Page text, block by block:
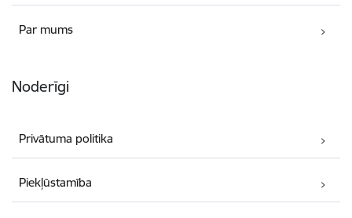
Par mums
Noderīgi
Privātuma politika
Piekļūstamība